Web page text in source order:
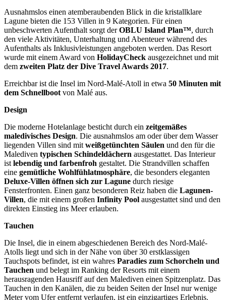
Ausnahmslos einen atemberaubenden Blick in die kristallklare
Lagune bieten die 153 Villen in 9 Kategorien. Für einen
unbeschwerten Aufenthalt sorgt derOBLU Island Plan™, durch
den viele Aktivitäten, Unterhaltung und Abenteuer während des
Aufenthalts als Inklusivleistungen angeboten werden. Das Resort
wurde mit einem Award von HolidayCheck ausgezeichnet und mit
dem zweiten Platz der Dive Travel Awards 2017.
Erreichbar ist die Insel im Nord-Malé-Atoll in etwa 50 Minuten mit
dem Schnellboot von Malé aus.
Design
Die moderne Hotelanlage besticht durch ein zeitgemäßes
maledivisches Design. Die ausnahmslos am oder über dem Wasser
liegenden Villen sind mit weißgetünchten Säulen und den für die
Malediven typischen Schindeldächern ausgestattet. Das Interieur
ist lebendig und farbenfroh gestaltet. Die Strandvillen schaffen
eine gemütliche Wohlfühlatmosphäre, die besonders eleganten
Deluxe-Villen öffnen sich zur Lagune durch riesige
Fensterfronten. Einen ganz besonderen Reiz haben die Lagunen-
Villen, die mit einem großen Infinity Pool ausgestattet sind und den
direkten Einstieg ins Meer erlauben.
Tauchen
Die Insel, die in einem abgeschiedenen Bereich des Nord-Malé-
Atolls liegt und sich in der Nähe von über 30 erstklassigen
Tauchspots befindet, ist ein wahres Paradies zum Schorcheln und
Tauchen und belegt im Ranking der Resorts mit einem
herausragenden Hausriff auf den Malediven einen Spitzenplatz. Das
Tauchen in den Kanälen, die zu beiden Seiten der Insel nur wenige
Meter vom Ufer entfernt verlaufen, ist ein einzigartiges Erlebnis.